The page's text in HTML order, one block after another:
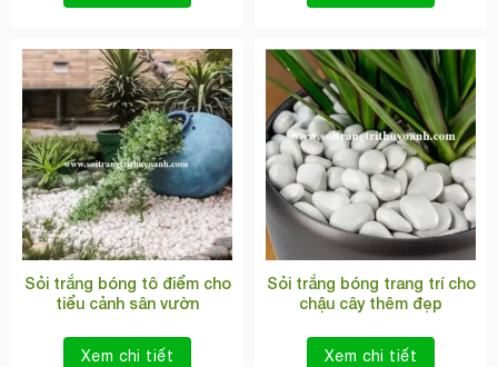
Sỏi trắng bóng tô điểm cho
tiểu cảnh sân vườn
Xem chi tiết
Sỏi trắng bóng trang trí cho
chậu cây thêm đẹp
Xem chi tiết